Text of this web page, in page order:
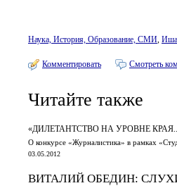
Наука, История, Образование, СМИ,
Комментировать Смотреть
Читайте также
«ДИЛЕТАНТСТВО НА УРОВНЕ
О конкурсе «Журналистика» в рамках
03.05.2012
ВИТАЛИЙ ОБЕДИН: